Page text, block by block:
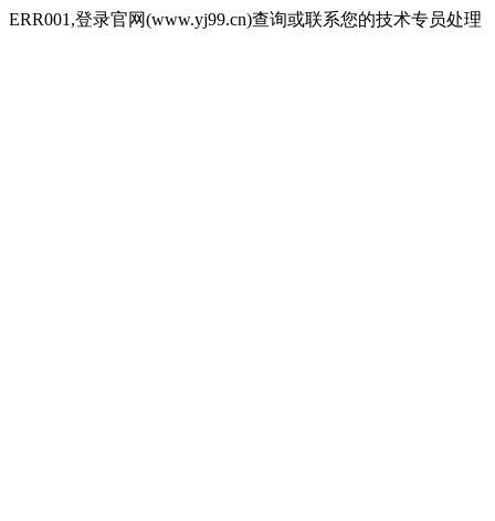
ERR001,登录官网(www.yj99.cn)查询或联系您的技术专员处理